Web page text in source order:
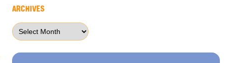
ARCHIVES
Archives